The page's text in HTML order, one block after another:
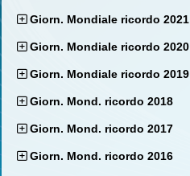
Giorn. Mondiale ricordo 2021
Giorn. Mondiale ricordo 2020
Giorn. Mondiale ricordo 2019
Giorn. Mond. ricordo 2018
Giorn. Mond. ricordo 2017
Giorn. Mond. ricordo 2016